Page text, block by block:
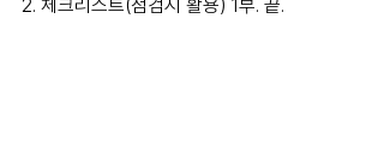
2. 체크리스트(점검시 활용) 1부. 끝.